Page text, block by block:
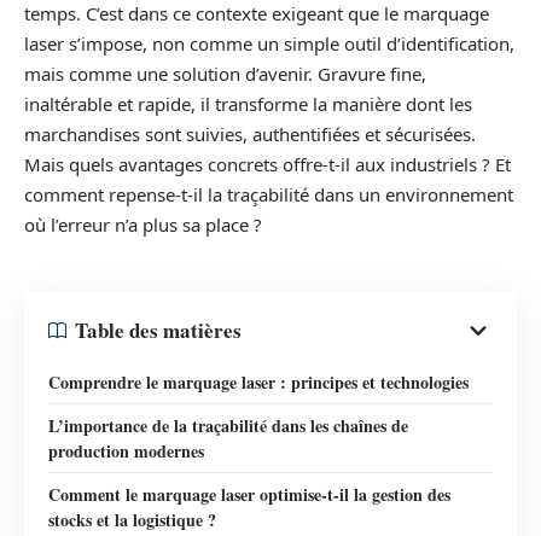
temps. C’est dans ce contexte exigeant que le marquage
laser s’impose, non comme un simple outil d’identification,
mais comme une solution d’avenir. Gravure fine,
inaltérable et rapide, il transforme la manière dont les
marchandises sont suivies, authentifiées et sécurisées.
Mais quels avantages concrets offre-t-il aux industriels ? Et
comment repense-t-il la traçabilité dans un environnement
où l’erreur n’a plus sa place ?
Table des matières
Comprendre le marquage laser : principes et technologies
L’importance de la traçabilité dans les chaînes de
production modernes
Comment le marquage laser optimise-t-il la gestion des
stocks et la logistique ?